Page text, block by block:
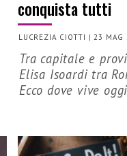
conquista tutti
LUCREZIA CIOTTI |23 MAG
Tra capitale e
Elisa Isoardi tra
Ecco dove vive